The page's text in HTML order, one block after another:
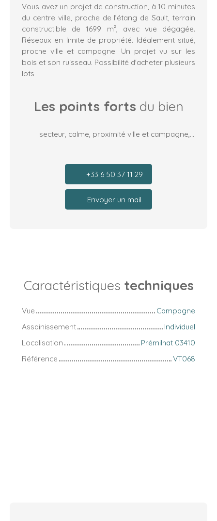
Vous avez un projet de construction, à 10 minutes
du centre ville, proche de l’étang de Sault, terrain
constructible de 1699 m², avec vue dégagée.
Réseaux en limite de propriété. Idéalement situé,
proche ville et campagne. Un projet vu sur les
bois et son ruisseau. Possibilité d'acheter plusieurs
lots
Les points forts du bien
secteur, calme, proximité ville et campagne, vue dégagée
+33 6 50 37 11 29
Envoyer un mail
Caractéristiques techniques
Vue
Campagne
Assainissement
Individuel
Localisation
Prémilhat 03410
Référence
VT068